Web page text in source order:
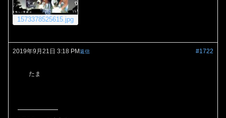
1573378525615.jpg
2019年9月21日 3:18 PM #1722
返信
たま